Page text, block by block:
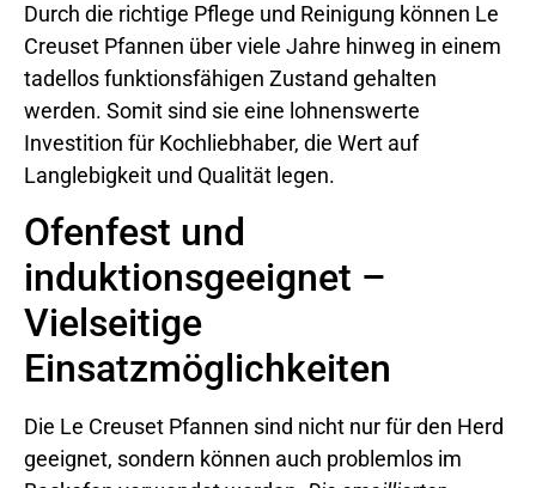
Durch die richtige Pflege und Reinigung können Le
Creuset Pfannen über viele Jahre hinweg in einem
tadellos funktionsfähigen Zustand gehalten
werden. Somit sind sie eine lohnenswerte
Investition für Kochliebhaber, die Wert auf
Langlebigkeit und Qualität legen.
Ofenfest und
induktionsgeeignet –
Vielseitige
Einsatzmöglichkeiten
Die Le Creuset Pfannen sind nicht nur für den Herd
geeignet, sondern können auch problemlos im